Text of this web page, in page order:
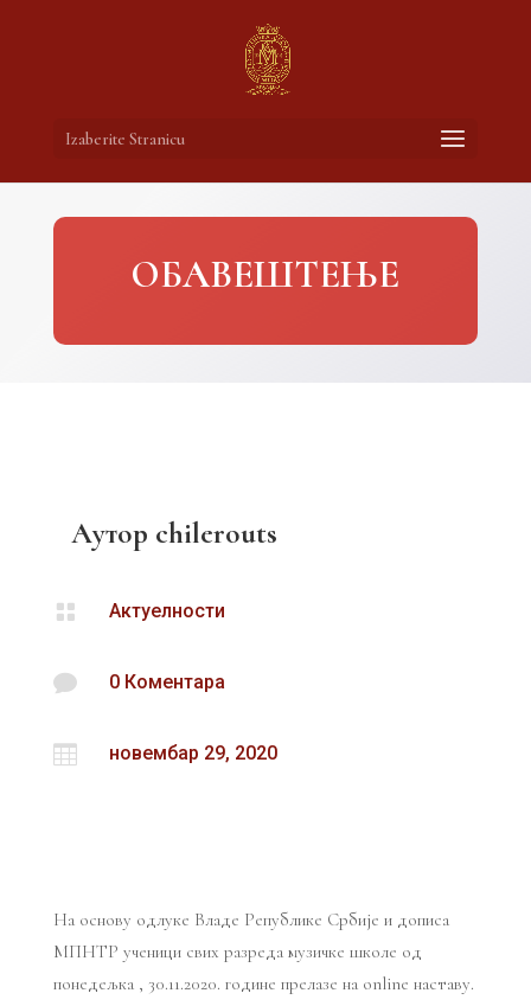
Izaberite Stranicu
ОБАВЕШТЕЊЕ
Аутор chilerouts
 Актуелности
 0 Коментара
 новембар 29, 2020
На основу одлуке Владе Републике Србије и дописа
МПНТР ученици свих разреда музичке школе од
понедељка , 30.11.2020. године прелазе на online наставу.